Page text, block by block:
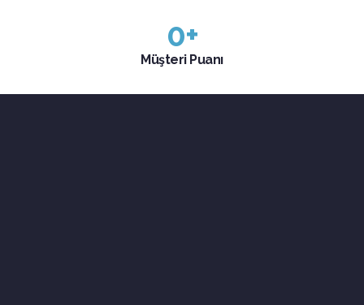
Müşteri Puanı
0+